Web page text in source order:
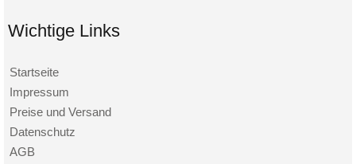
Wichtige Links
Startseite
Impressum
Preise und Versand
Datenschutz
AGB